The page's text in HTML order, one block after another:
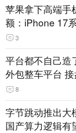
苹果拿下高端手
额：iPhone 17
3
平台都不自己造
外包整车平台
8
字节跳动推出大
国产算力逻辑有